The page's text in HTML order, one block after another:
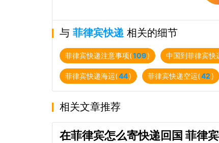
与 菲律宾快递 相关的细节
菲律宾快递注意事项(109) 中国到菲律宾快
菲律宾快递海运(44) 菲律宾快递空运(42)
相关文章推荐
在菲律宾怎么寄快递回国 菲律